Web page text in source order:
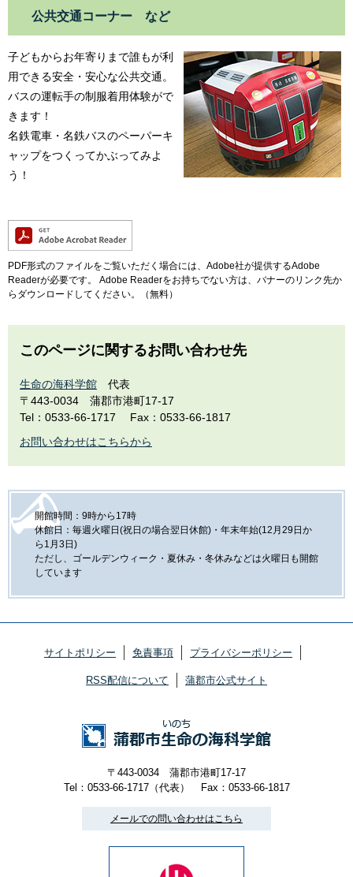
公共交通コーナー など
子どもからお年寄りまで誰もが利
用できる安全・安心な公共交通。
バスの運転手の制服着用体験がで
きます！
名鉄電車・名鉄バスのペーパーキ
ャップをつくってかぶってみよ
う！
PDF形式のファイルをご覧いただく場合には、Adobe社が提供するAdobe
Readerが必要です。
Adobe Readerをお持ちでない方は、バナーのリンク先か
らダウンロードしてください。（無料）
このページに関するお問い合わせ先
生命の海科学館
代表
〒443-0034
蒲郡市港町17-17
Tel：0533-66-1717
Fax：0533-66-1817
お問い合わせはこちらから
開館時間：9時から17時
休館日：毎週火曜日(祝日の場合翌日休館)・年末年始(12月29日か
ら1月3日)
ただし、ゴールデンウィーク・夏休み・冬休みなどは火曜日も開館
しています
サイトポリシー 免責事項 プライバシーポリシー
RSS配信について 蒲郡市公式サイト
〒443-0034 蒲郡市港町17-17
Tel：0533-66-1717（代表）
Fax：0533-66-1817
メールでの問い合わせはこちら